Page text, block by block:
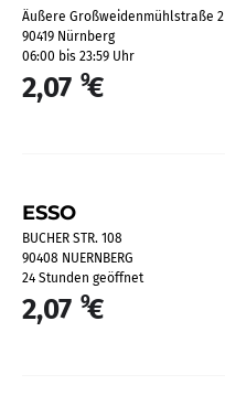
Äußere Großweidenmühlstraße 2
90419 Nürnberg
06:00 bis 23:59 Uhr
2,07 9€
ESSO
BUCHER STR. 108
90408 NUERNBERG
24 Stunden geöffnet
2,07 9€